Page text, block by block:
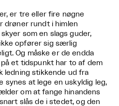
er tre eller fire nøgne
drøner rundt i himlen
som en slags guder,
opfører sig særlig
Og måske er de endda
et tidspunkt har to af dem
ledning stikkende ud fra
synes at lege en uskyldig leg,
om at fange hinandens
snart slås de i stedet, og den